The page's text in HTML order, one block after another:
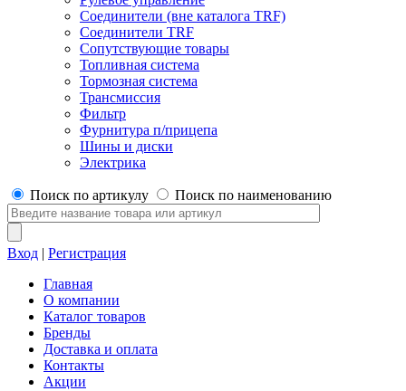
Соединители (вне каталога TRF)
Соединители TRF
Сопутствующие товары
Топливная система
Тормозная система
Трансмиссия
Фильтр
Фурнитура п/прицепа
Шины и диски
Электрика
Поиск по артикулу Поиск по наименованию
Вход | Регистрация
Главная
О компании
Каталог товаров
Бренды
Доставка и оплата
Контакты
Акции